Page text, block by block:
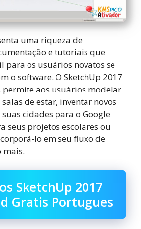
uma riqueza de
e tutoriais que
para os usuários novatos se
o software. O SketchUp 2017
permite aos usuários modelar
de estar, inventar novos
cidades para o Google
seus projetos escolares ou
lo em seu fluxo de
mais.
SketchUp 2017
Gratis Portugues